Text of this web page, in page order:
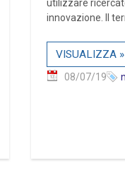
utilizzare
innovazione. Il
VISUALIZZA »
08/07/19